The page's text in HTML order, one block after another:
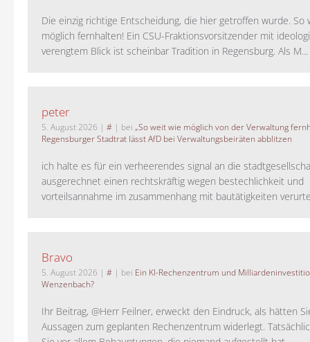
Die einzig richtige Entscheidung, die hier getroffen wurde. So
möglich fernhalten! Ein CSU-Fraktionsvorsitzender mit
verengtem Blick ist scheinbar Tradition in Regensburg. Als M...
peter
5. August 2026 | # | bei „So weit wie möglich von der Verwaltung
Regensburger Stadtrat lässt AfD bei Verwaltungsbeiräten abblitzen
ich halte es für ein verheerendes signal an die
ausgerechnet einen rechtskräftig wegen bestechlichkeit und
vorteilsannahme im zusammenhang mit bautätigkeiten
Bravo
5. August 2026 | # | bei Ein KI-Rechenzentrum und
Wenzenbach?
Ihr Beitrag, @Herr Feilner, erweckt den Eindruck, als hätten
Aussagen zum geplanten Rechenzentrum widerlegt.